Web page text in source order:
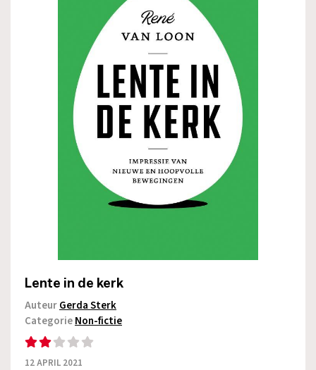
Lente in de kerk
AuteurGerda Sterk
CategorieNon-fictie
12 APRIL 2021